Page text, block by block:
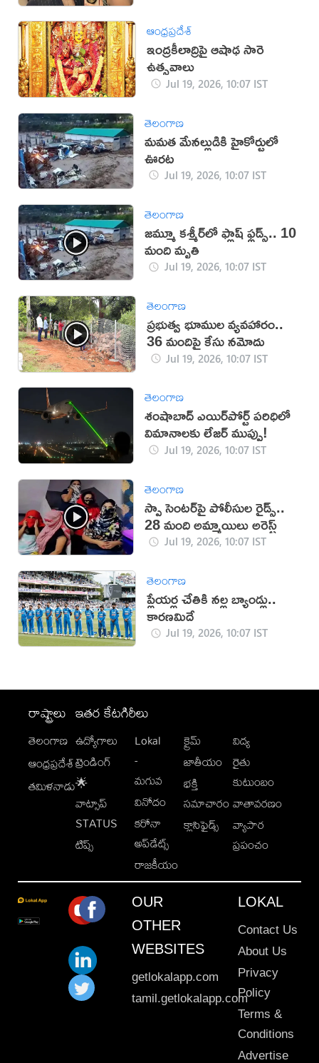
ఆంధ్రప్రదేశ్
ఇంద్రకీలాద్రిపై ఆషాఢ సారె
ఉత్సవాలు
Jul 19, 2026, 10:07 IST
తెలంగాణ
మమత మేనల్లుడికి హైకోర్టులో
ఊరట
Jul 19, 2026, 10:07 IST
తెలంగాణ
జమ్మూ కశ్మీర్‌లో ఫ్లాష్ ఫ్లడ్స్.. 10
మంది మృతి
Jul 19, 2026, 10:07 IST
తెలంగాణ
ప్రభుత్వ భూముల వ్యవహారం..
36 మందిపై కేసు నమోదు
Jul 19, 2026, 10:07 IST
తెలంగాణ
శంషాబాద్ ఎయిర్‌పోర్ట్ పరిధిలో
విమానాలకు లేజర్ ముప్పు!
Jul 19, 2026, 10:07 IST
తెలంగాణ
స్పా సెంటర్‌పై పోలీసుల రైడ్స్..
28 మంది అమ్మాయిలు అరెస్ట్
Jul 19, 2026, 10:07 IST
తెలంగాణ
ప్లేయర్ల చేతికి నల్ల బ్యాండ్లు..
కారణమిదే
Jul 19, 2026, 10:07 IST
రాష్ట్రాలు
తెలంగాణ
ఆంధ్రప్రదేశ్
తమిళనాడు
ఇతర కేటగిరీలు
ఉద్యోగాలు
ట్రెండింగ్
🌟
వాట్సాప్
STATUS
టిప్స్
Lokal
-
మగువ
వినోదం
కరోనా
అప్‌డేట్స్
రాజకీయం
క్రైమ్
జాతీయం
భక్తి
సమాచారం
క్లాసిఫైడ్స్
విద్య
రైతు
కుటుంబం
వాతావరణం
వ్యాపార
ప్రపంచం
OUR
OTHER
WEBSITES
getlokalapp.com
tamil.getlokalapp.com
LOKAL
Contact Us
About Us
Privacy
Policy
Terms &
Conditions
Advertise